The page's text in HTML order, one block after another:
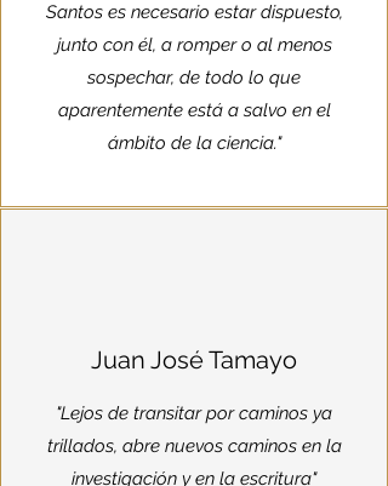
Santos es necesario estar dispuesto,
junto con él, a romper o al menos
sospechar, de todo lo que
aparentemente está a salvo en el
ámbito de la ciencia."
Juan José Tamayo
"Lejos de transitar por caminos ya
trillados, abre nuevos caminos en la
investigación y en la escritura"